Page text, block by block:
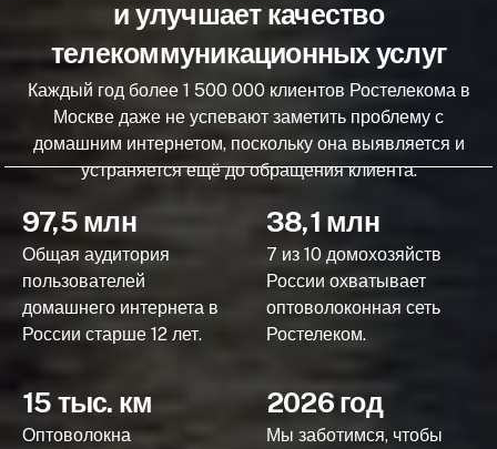
и улучшает качество
телекоммуникационных услуг
Каждый год более 1 500 000 клиентов Ростелекома в
Москве даже не успевают заметить проблему с
домашним интернетом, поскольку она выявляется и
устраняется ещё до обращения клиента.
97,5 млн
Общая аудитория
пользователей
домашнего интернета в
России старше 12 лет.
38,1 млн
7 из 10 домохозяйств
России охватывает
оптоволоконная сеть
Ростелеком.
15 тыс. км
Оптоволокна
2026 год
Мы заботимся, чтобы